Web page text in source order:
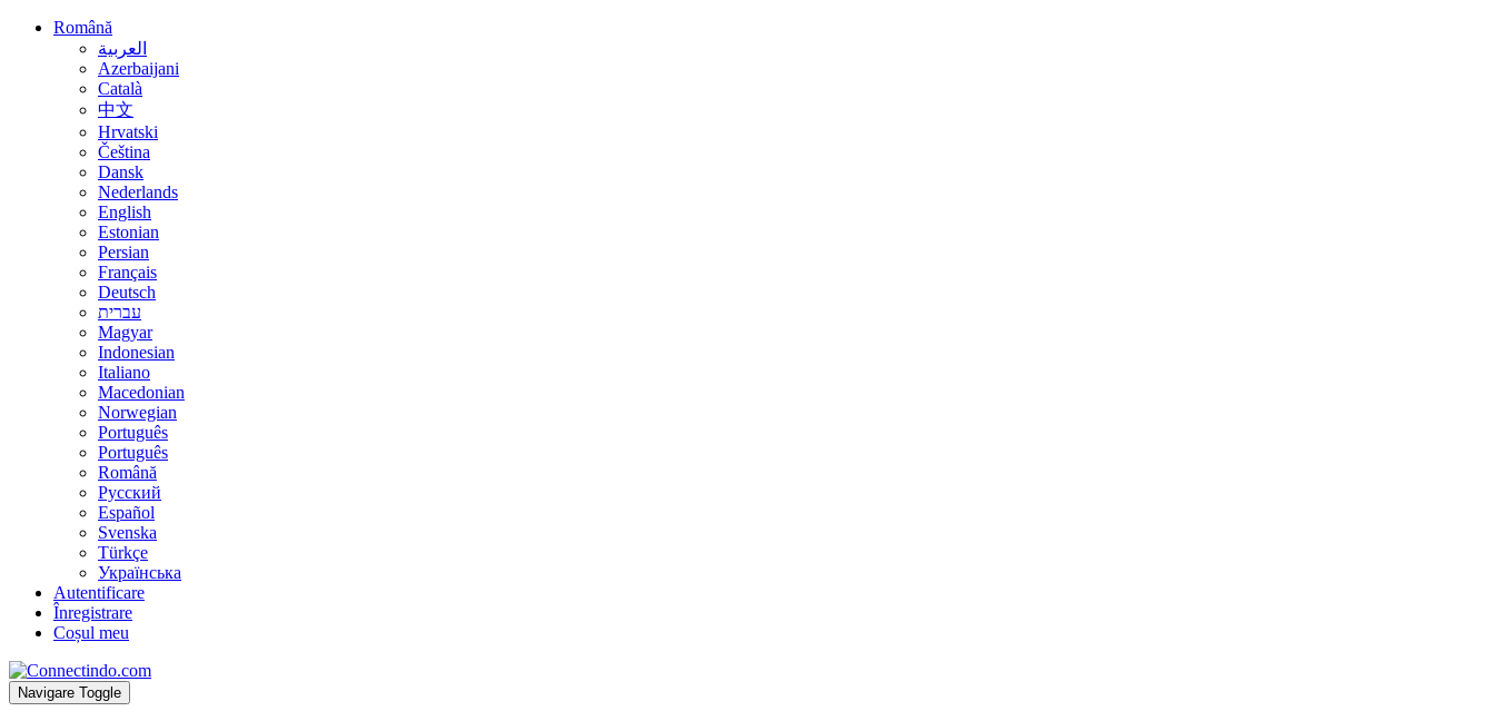
Română
العربية
Azerbaijani
Català
中文
Hrvatski
Čeština
Dansk
Nederlands
English
Estonian
Persian
Français
Deutsch
עברית
Magyar
Indonesian
Italiano
Macedonian
Norwegian
Português
Português
Română
Русский
Español
Svenska
Türkçe
Українська
Autentificare
Înregistrare
Coșul meu
Navigare Toggle